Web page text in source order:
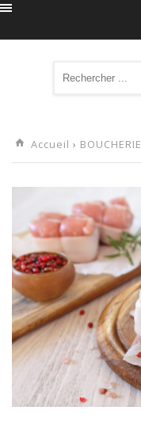
Accueil › BOUCHERIE